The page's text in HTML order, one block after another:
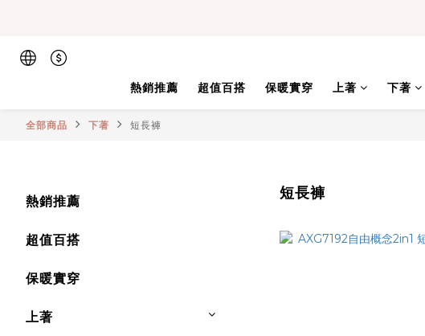
熱銷推薦 超值百搭 保暖實穿 上著 下著
全部商品 下著 短長褲
熱銷推薦
超值百搭
保暖實穿
上著
短長褲